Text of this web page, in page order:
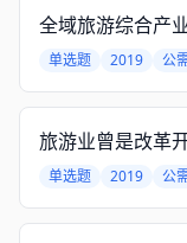
全域旅游综合产
单选题 2019 公
旅游业曾是改革
单选题 2019 公